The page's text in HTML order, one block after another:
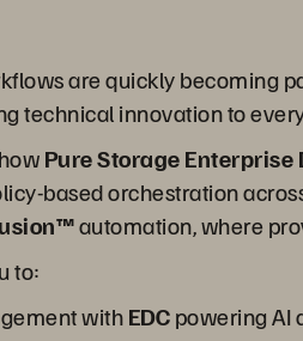
are quickly becoming
technical innovation to
Pure Storage Enterprise
based orchestration
automation, where
to:
withEDCpowering AI